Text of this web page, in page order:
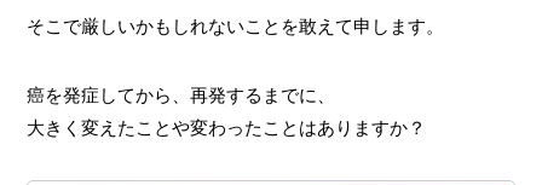
そこで厳しいかもしれないことを敢えて申します。
癌を発症してから、再発するまでに、
大きく変えたことや変わったことはありますか？